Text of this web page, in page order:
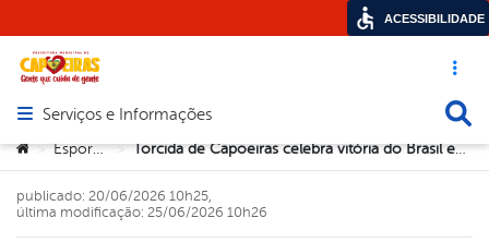
Acesso
Abrir menu principal de navegação
Serviços e Informações
Você está aqui:
> Esportes > Torcida de Capoeiras celebra vitória do Brasil em mais uma transmissão da Copa do Mundo
publicado: 20/06/2026 10h25,
última modificação: 25/06/2026 10h26
ACESSIBILIDADE